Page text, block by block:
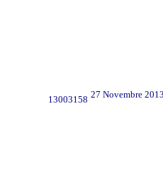
13003158 27 Novembre 2013